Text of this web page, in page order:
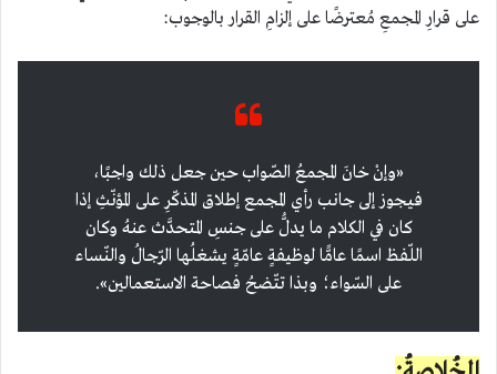
على قرارِ المجمعِ مُعترضًا على إلزامِ القرار بالوجوب:
«وإنْ خانَ المجمعُ الصّواب حين جعل ذلك واجبًا،
فيجوز إلى جانب رأي المجمع إطلاق المذكّرِ على المؤنّثِ إذا
كان في الكلام ما يدلُّ على جنسِ المتحدَّث عنهُ وكان
اللّفظ اسمًا عامًّا لوظيفةٍ عامّةٍ يشغلُها الرّجالُ والنّساء
على السّواء؛ وبذا تتّضحُ فصاحة الاستعمالين».